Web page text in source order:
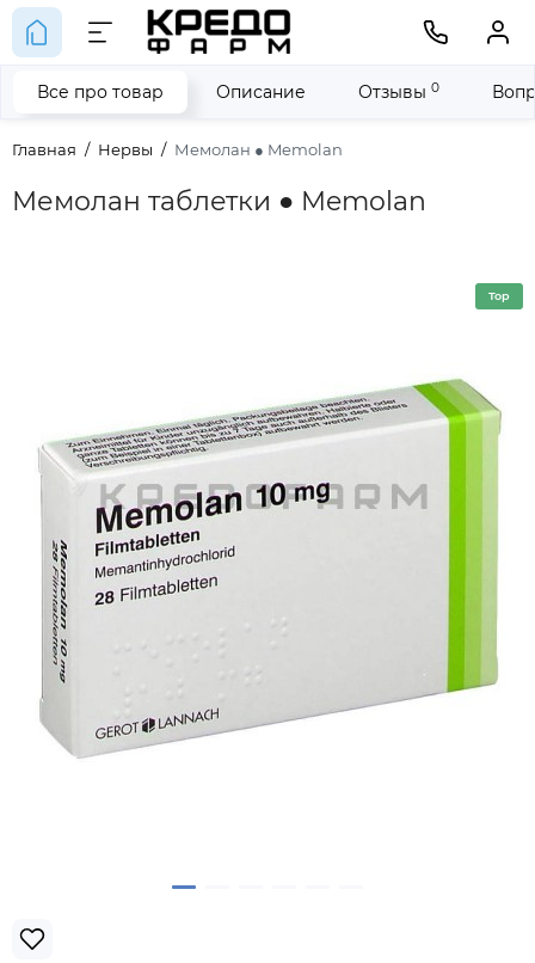
Главная Нервы Мемолан ● Memolan
Мемолан таблетки ● Memolan
Все про товар Описание Отзывы 0
Top